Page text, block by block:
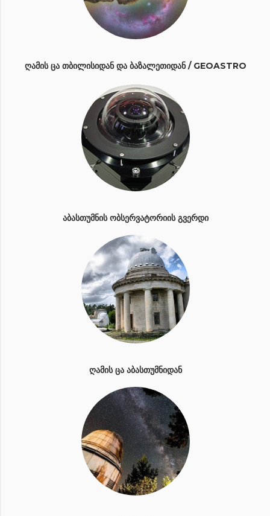
ᲦᲐᲛᲘᲡ ᲪᲐ ᲗᲑᲘᲚᲘᲡᲘᲓᲐᲜ ᲓᲐ ᲑᲐᲖᲐᲚᲔᲗᲘᲓᲐᲜ / GEOASTRO
ᲐᲑᲐᲡᲗᲣᲛᲜᲘᲡ ᲝᲑᲡᲔᲠᲕᲐᲢᲝᲠᲘᲘᲡ ᲒᲕᲔᲠᲓᲘ
ᲦᲐᲛᲘᲡ ᲪᲐ ᲐᲑᲐᲡᲗᲣᲛᲜᲘᲓᲐᲜ